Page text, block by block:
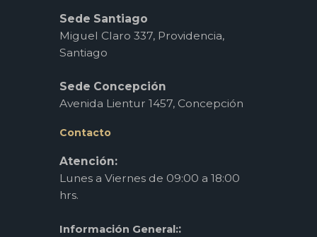
Sede Santiago
Miguel Claro 337, Providencia,
Santiago
Sede Concepción
Avenida Lientur 1457, Concepción
Contacto
Atención:
Lunes a Viernes de 09:00 a 18:00
hrs.
Información General::